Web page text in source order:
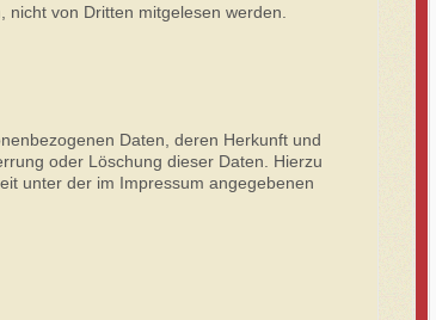
von Dritten mitgelesen werden.
Daten, deren Herkunft und
oder Löschung dieser Daten. Hierzu
unter der im Impressum angegebenen